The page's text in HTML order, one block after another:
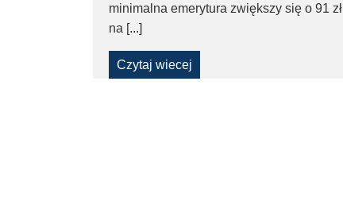
minimalna emerytura zwiększy się o 91 zł
na [...]
Czytaj wiecej